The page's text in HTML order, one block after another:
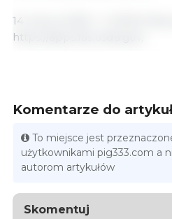
14 marca 2025 r./ USDA/
https://apps.fas.usda.gov/
Komentarze do
To miejsce jest
użytkownikami pig333.com a
autorom artykułów
Skomentuj